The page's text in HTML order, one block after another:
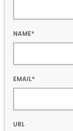
NAME*
EMAIL*
URL